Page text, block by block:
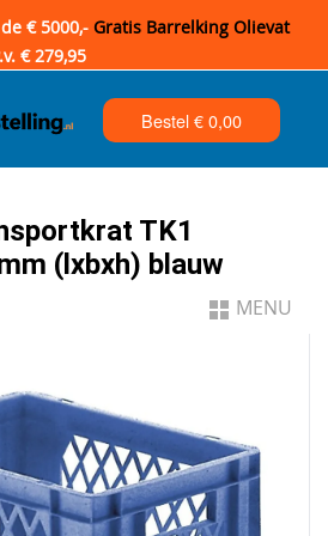
€ 5000,- Gratis Barrelking Olievat
€ 279,95
Bestel €0,00
TK1
(lxbxh) blauw
MENU